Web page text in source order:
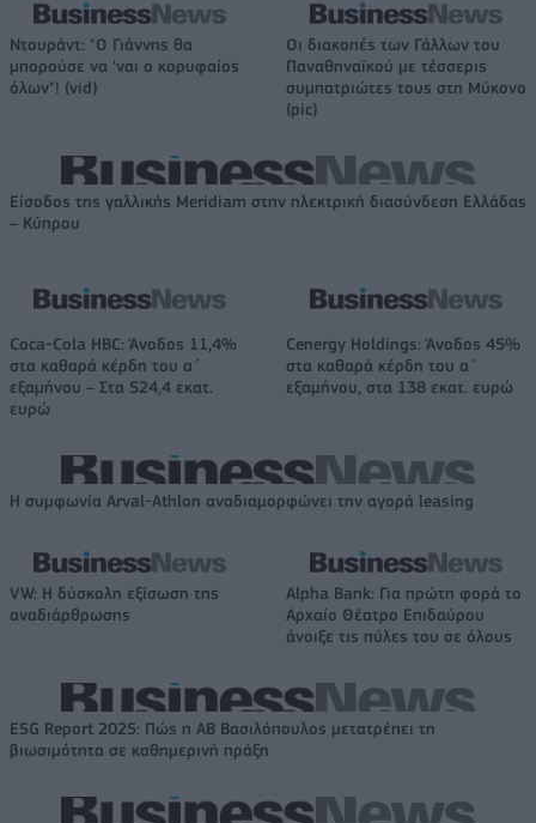
Ντουράντ: "Ο Γιάννης θα
μπορούσε να 'ναι ο κορυφαίος
όλων"! (vid)
Οι διακοπές των Γάλλων του
Παναθηναϊκού με τέσσερις
συμπατριώτες τους στη Μύκονο
(pic)
Είσοδος της γαλλικής Meridiam στην ηλεκτρική διασύνδεση Ελλάδας
– Κύπρου
Coca-Cola HBC: Άνοδος 11,4%
στα καθαρά κέρδη του α΄
εξαμήνου – Στα 524,4 εκατ.
ευρώ
Cenergy Holdings: Άνοδος 45%
στα καθαρά κέρδη του α΄
εξαμήνου, στα 138 εκατ. ευρώ
Η συμφωνία Arval-Athlon αναδιαμορφώνει την αγορά leasing
VW: Η δύσκολη εξίσωση της
αναδιάρθρωσης
Alpha Bank: Για πρώτη φορά το
Αρχαίο Θέατρο Επιδαύρου
άνοιξε τις πύλες του σε όλους
ESG Report 2025: Πώς η ΑΒ Βασιλόπουλος μετατρέπει τη
βιωσιμότητα σε καθημερινή πράξη